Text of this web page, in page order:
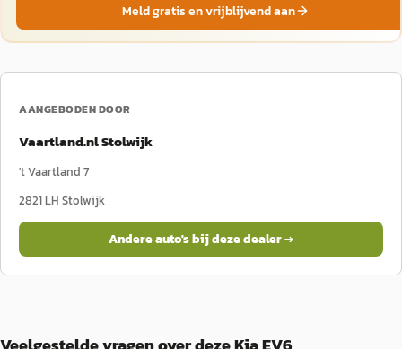
Meld gratis en vrijblijvend aan
AANGEBODEN DOOR
Vaartland.nl Stolwijk
't Vaartland 7
2821 LH Stolwijk
Andere auto's bij deze dealer →